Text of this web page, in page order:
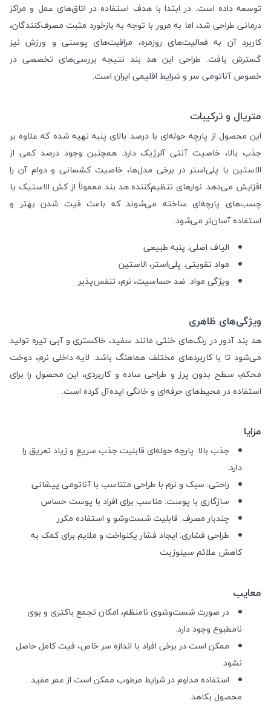
توسعه داده است. در ابتدا با هدف استفاده در اتاق‌های عمل و مراکز
درمانی طراحی شد، اما به مرور با توجه به بازخورد مثبت مصرف‌کنندگان،
کاربرد آن به فعالیت‌های روزمره، مراقبت‌های پوستی و ورزش نیز
گسترش یافت. طراحی این هد بند نتیجه بررسی‌های تخصصی در
خصوص آناتومی سر و شرایط اقلیمی ایران است.
متریال و ترکیبات
این محصول از پارچه حوله‌ای با درصد بالای پنبه تهیه شده که علاوه بر
جذب بالا، خاصیت آنتی آلرژیک دارد. همچنین وجود درصد کمی از
الاستین یا پلی‌استر در برخی مدل‌ها، خاصیت کشسانی و دوام آن را
افزایش می‌دهد. نوارهای تنظیم‌کننده هد بند معمولاً از کش الاستیک یا
چسب‌های پارچه‌ای ساخته می‌شوند که باعث فیت شدن بهتر و
استفاده آسان‌تر می‌شود.
الیاف اصلی: پنبه طبیعی
مواد تقویتی: پلی‌استر، الاستین
ویژگی مواد: ضد حساسیت، نرم، تنفس‌پذیر
ویژگی‌های ظاهری
هد بند آدور در رنگ‌های خنثی مانند سفید، خاکستری و آبی تیره تولید
می‌شود تا با کاربردهای مختلف هماهنگ باشد. لایه داخلی نرم، دوخت
محکم، سطح بدون پرز و طراحی ساده و کاربردی، این محصول را برای
استفاده در محیط‌های حرفه‌ای و خانگی ایده‌آل کرده است.
مزایا
جذب بالا: پارچه حوله‌ای قابلیت جذب سریع و زیاد تعریق را
دارد.
راحتی: سبک و نرم با طراحی متناسب با آناتومی پیشانی
سازگاری با پوست: مناسب برای افراد با پوست حساس
چندبار مصرف: قابلیت شست‌وشو و استفاده مکرر
طراحی فشاری: ایجاد فشار یکنواخت و ملایم برای کمک به
کاهش علائم سینوزیت
معایب
در صورت شست‌وشوی نامنظم، امکان تجمع باکتری و بوی
نامطبوع وجود دارد.
ممکن است در برخی افراد با اندازه سر خاص، فیت کامل حاصل
نشود.
استفاده مداوم در شرایط مرطوب ممکن است از عمر مفید
محصول بکاهد.